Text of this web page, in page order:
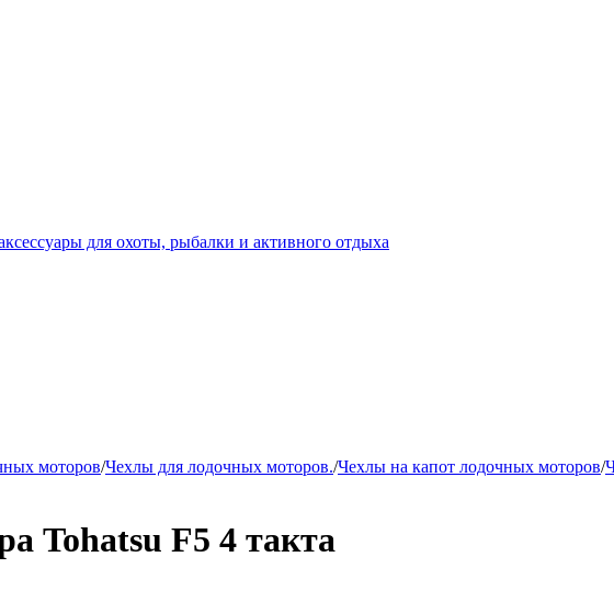
моторов/Чехлы для лодочных моторов./Чехлы на капот лодочных моторов/
Tohatsu F5 4 такта